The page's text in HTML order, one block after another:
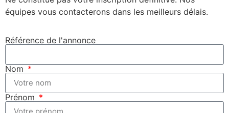
équipes vous contacterons dans les meilleurs délais.
Référence de l'annonce
Nom
Prénom